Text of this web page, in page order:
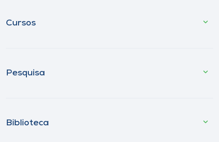
Cursos
Pesquisa
Biblioteca